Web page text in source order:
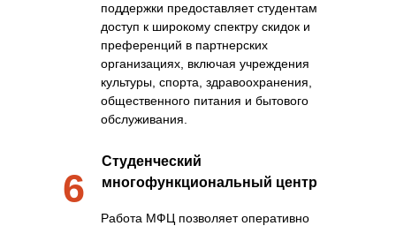
поддержки предоставляет студентам
доступ к широкому спектру скидок и
преференций в партнерских
организациях, включая учреждения
культуры, спорта, здравоохранения,
общественного питания и бытового
обслуживания.
6
Студенческий
многофункциональный центр
Работа МФЦ позволяет оперативно